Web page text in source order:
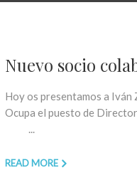
Nuevo socio
Hoy os presentamos a
Ocupa el puesto de
...
READ MORE